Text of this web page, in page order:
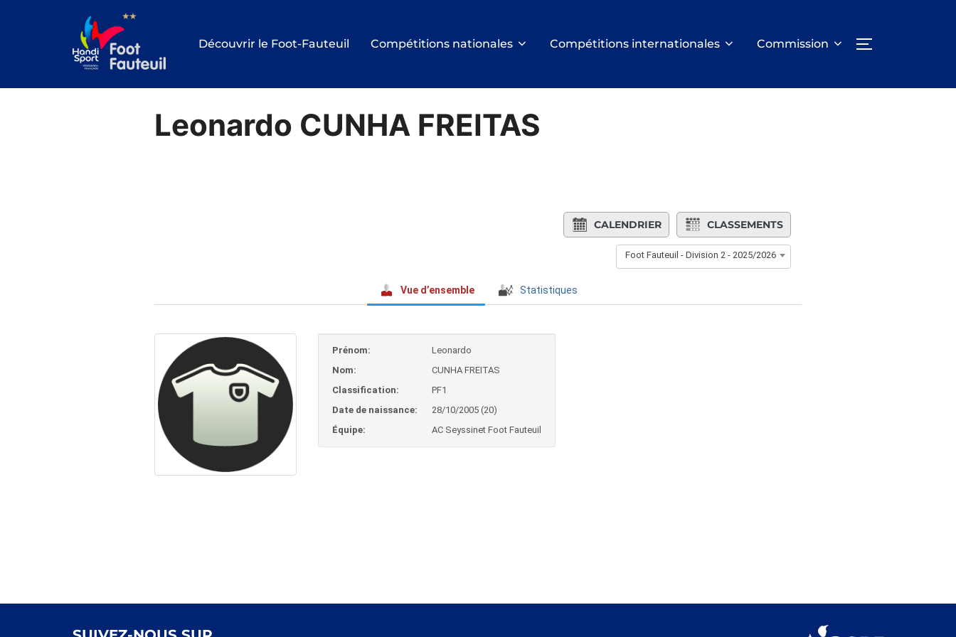
Découvrir le Foot-Fauteuil Compétitions nationales Compétitions internationales Commission PERMUTER
Leonardo CUNHA FREITAS
CALENDRIER CLASSEMENTS
Foot Fauteuil - Division 2 - 2025/2026
Vue d’ensemble Statistiques
Prénom:
Leonardo
Nom:
CUNHA FREITAS
Classification:
PF1
Date de naissance:
28/10/2005 (20)
Équipe:
AC Seyssinet Foot Fauteuil